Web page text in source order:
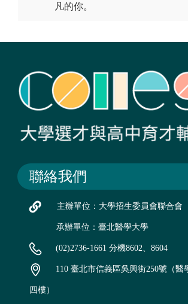
凡的你。
聯絡我們
主辦單位：大學招生委員會聯合會
承辦單位：臺北醫學大學
(02)2736-1661 分機8602、8604
110 臺北市信義區吳興街250號（醫
四樓）